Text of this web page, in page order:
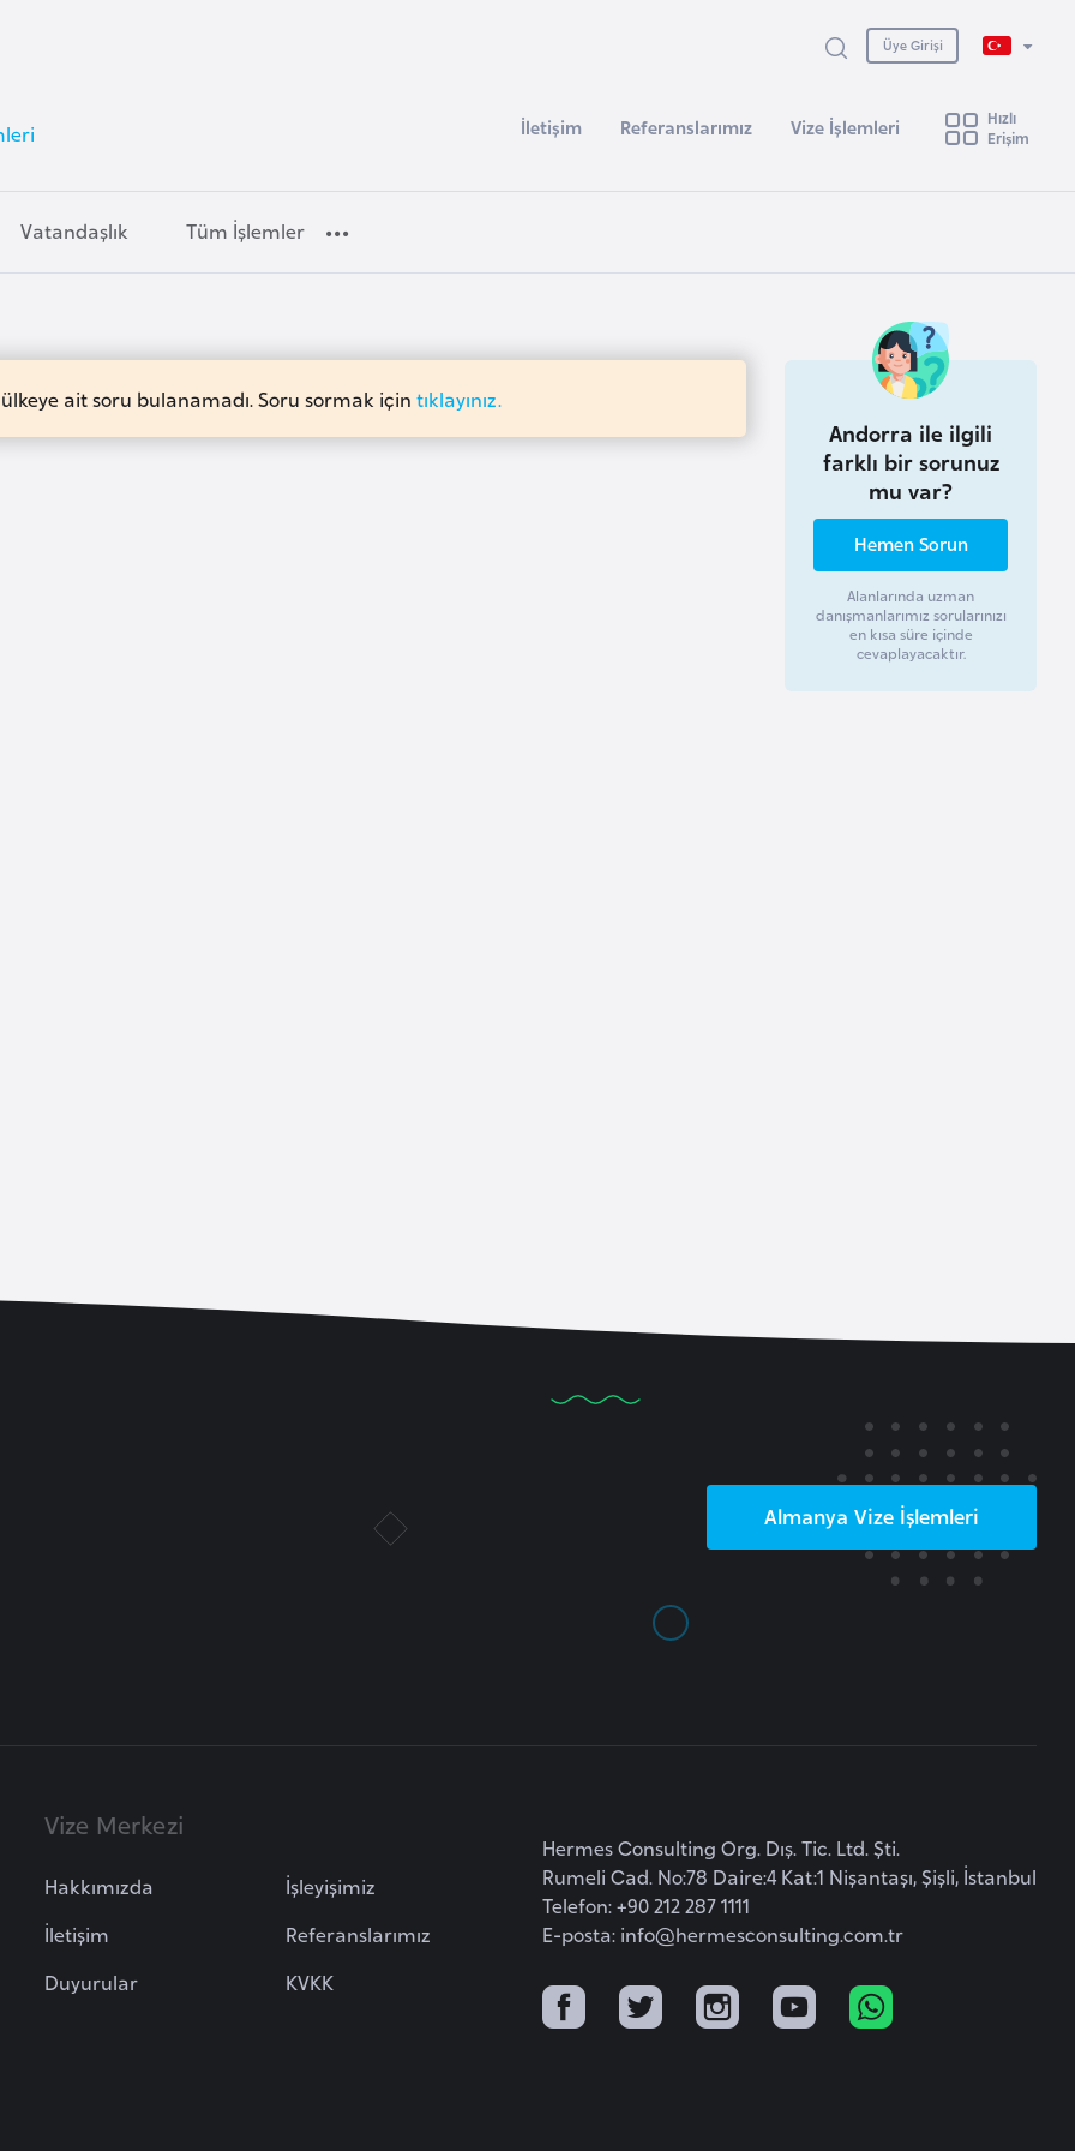
Üye Girişi
İletişim Referanslarımız Vize İşlemleri
Hızlı
Erişim
Vatandaşlık Tüm İşlemler
ait soru bulanamadı. Soru sormak için tıklayınız.
Andorra ile ilgili
farklı bir sorunuz
mu var?
Hemen Sorun
Alanlarında uzman
danışmanlarımız sorularınızı
en kısa süre içinde
cevaplayacaktır.
Almanya Vize İşlemleri
Vize Merkezi
Hakkımızda
İletişim
Duyurular
İşleyişimiz
Referanslarımız
KVKK
Hermes Consulting Org. Dış. Tic. Ltd. Şti.
Rumeli Cad. No:78 Daire:4 Kat:1 Nişantaşı, Şişli, İstanbul
Telefon: +90 212 287 1111
E-posta: info@hermesconsulting.com.tr